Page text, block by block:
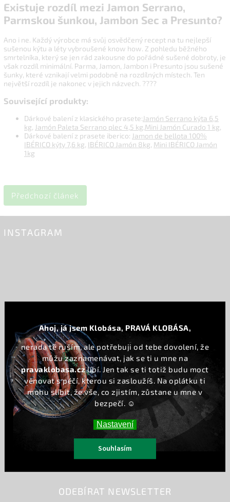
Ahoj, já jsem Klobása, PRAVÁ KLOBÁSA,
nerada tě ruším, ale potřebuji od tebe dovolení, že
můžu zaznamenávat, jak se ti u mne na
pravaklobasa.czlíbí. Jen tak se ti totiž budu moct
věnovat s péčí, kterou si zasloužíš. Na oplátku ti
mohu slíbit, že vše, co zjistím, zůstane u mne v
bezpečí. ☺️
Nastavení
Souhlasím
Existuje rozdíl mezi Jamon Serrano,
Parmskou šunkou, Jambon Sec a Presunto?
Ano i ne. Každý výrobce má svůj osvědčený recept na tu nejlepší
sušenou kýtu a léty vybroušené know how. Z pohledu běžného
smrtelníka, který se jen rád zakousne do pořádné sušené dobroty, je
však rozdíl minimální. Parma, Jamon, Jambon i Presunto jsou sušené
šunky, které vznikají velmi podobně na rozdílných místech. Ten
největší rozdíl je nakonec v jejich názvech. ????
Související produkty:
Dárkové balení z klasického prasete:Jamón Serrano kýta 6,5
kg, Jamón Paleta Serrano plec 4,5 kg,Mini Jamón Curado 1 kg,
Dárkové balení z prasete iberico: Jamon de bellota 100%
IBÉRICO kýty 7,6 kg, IBÉRICO Jamón 8kg, Mini IBÉRICO Jamón
1kg
Předchozí článek
INSTAGRAM
Sledovat na Instagramu
ODEBÍRAT NEWSLETTER